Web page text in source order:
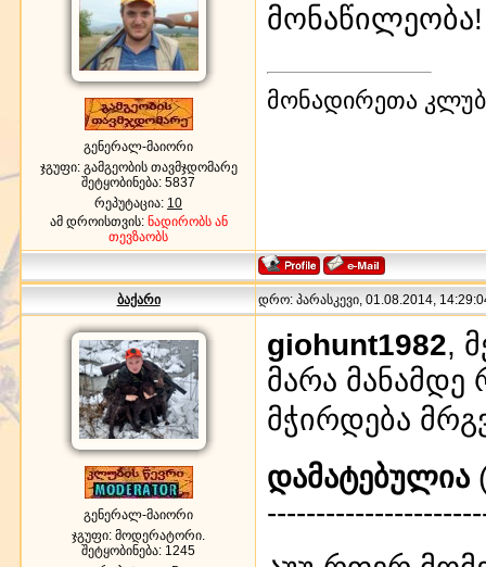
გენერალ-მაიორი
ჯგუფი: გამგეობის თავმჯდომარე
შეტყობინება: 5837
რეპუტაცია: 10
ამ დროისთვის: ნადირობს ან
თევზაობს
მონადირეთა
ბაქარი დრო: პარასკევი, 01.08.2014,
გენერალ-მაიორი
ჯგუფი: მოდერატორი.
შეტყობინება: 1245
giohunt1982,
მარა მანამდე
მჭირდება
დამატებულია